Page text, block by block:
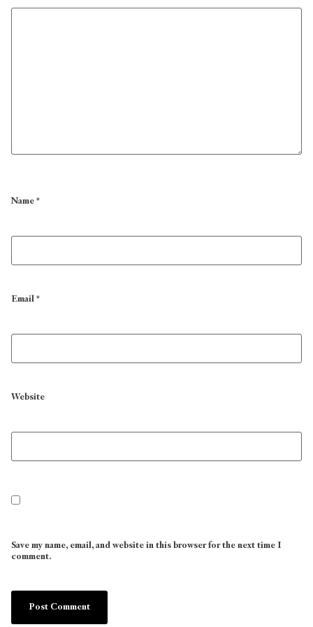
Name*
Email*
Website
Save my name, email, and website in this browser for the next time I
comment.